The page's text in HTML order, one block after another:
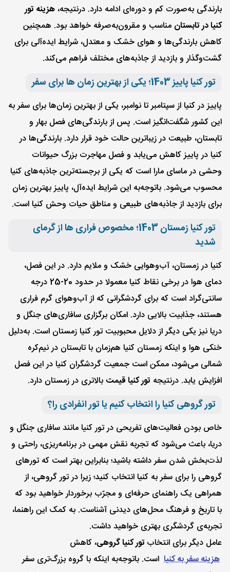
بارندگی به‌صورت کم و دوره‌‌ای ادامه دارد. در‌نتیجه، هزینه تور
کنیا در تابستان مناسب و مقرون‌به‌صرفه خواهد بود. همچنین
کاهش بارندگی‌ها و هوای خشک و معتدل، شرایط ایده‌آلی برای
گشت‌و‌گذار و بازدید از جاذبه‌های مختلف فراهم می‌کند.
تور کنیا پاییز 1403؛ یکی از بهترین زمان ها برای سفر
پاییز در کنیا از سپتامبر تا نوامبر، یکی از بهترین زمان‌ها برای سفر به
این کشور شگفت‌انگیز است. پس از بارندگی‌های فصل بهار و
تابستان، طبیعت در زیباترین حالت خود قرار دارد. بارندگی‌ها در
کنیا در پاییز کاهش می‌یابد و فصل مهاجرت بزرگ حیوانات
وحشی در ماسای مارا است که یکی از برجسته‌ترین جاذبه‌های کنیا
محسوب می‌شود. با‌توجه‌به این شرایط ایده‌آل، پاییز بهترین زمان
برای بازدید از جاذبه‌های طبیعی و مناطق حیات وحش کنیا است.
تور کنیا زمستان 1403؛ مخصوص فراری ها از گرمای
شدید
کنیا در زمستان، آب‌وهوایی خشک و ملایم دارد. در این فصل،
دمای هوا در برخی نقاط کنیا معمولا در حدود 20-25 درجه
سانتی‌گراد است که برای گردشگرانی که از آب‌و‌هوای گرم فراری
هستند، جذابیت بالایی دارد. امکان برگزاری سافاری‌های جنگل و
دریا نیز یکی دیگر از دلایل محبوبیت تور کنیا زمستان است. به‌دلیل
خنکی هوا و اینکه زمستان کنیا هم‌زمان با تابستان در نیم‌کره
شمالی می‌شود، ممکن است جمعیت گردشگران کنیا در این فصل
افزایش یابد. در‌نتیجه تور کنیا قیمت بالاتری در زمستان دارد.
تور گروهی کنیا را انتخاب کنیم یا تور انفرادی را؟
خاص بودن فعالیت‌های تفریحی در تور کنیا مانند سافاری جنگل و
دریا، باعث می‌شود که تجربه نقش مهمی در برنامه‌ریزی، راحتی و
لذت‌بخش شدن سفر داشته باشید؛ بنابراین بهتر است که تورهای
گروهی را برای سفر به کنیا انتخاب کنید؛ زیرا در تور گروهی، از
همراهی یک راهنمای حرفه‌ای و مجرّب برخوردار خواهید بود که
با تاریخ و فرهنگ محل‌های دیدنی آشناست. به کمک این راهنما،
تجربه‌ی گردشگری بهتری خواهید داشت.
عامل دیگر برای انتخاب تور کنیا گروهی، کاهش
هزینه سفر به کنیا است. با‌توجه‌به اینکه با گروه بزرگ‌تری سفر